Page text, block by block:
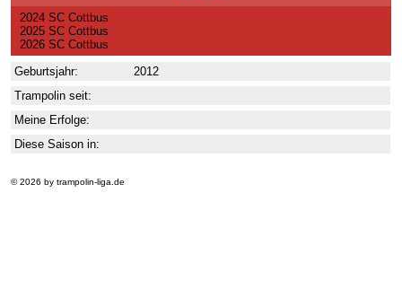
2024 SC Cottbus
2025 SC Cottbus
2026 SC Cottbus
Geburtsjahr:
2012
Trampolin seit:
Meine Erfolge:
Diese Saison in:
© 2026 by trampolin-liga.de